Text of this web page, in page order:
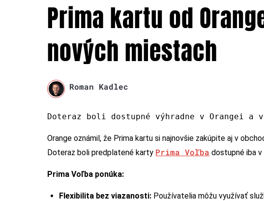
Prima kartu od
nových miestach
Roman Kadlec
Doteraz boli dostupné výhradne v Orangei a v
Orange oznámil, že Prima kartu si najnovšie zakúpite aj v
Doteraz boli predplatené karty Prima Voľba dostupné iba v
Prima Voľba ponúka:
Flexibilita bez viazanosti: Používatelia môžu využívať